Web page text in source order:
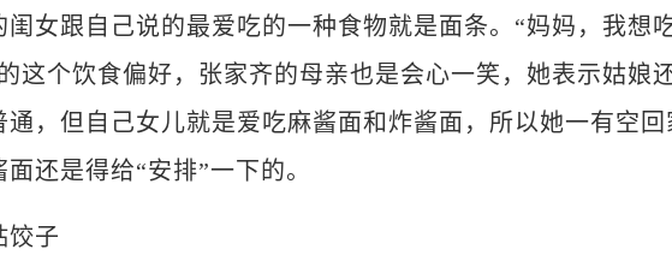
跟自己说的最爱吃的一种食物就是面条。“妈妈，我想
这个饮食偏好，张家齐的母亲也是会心一笑，她表示姑娘
，但自己女儿就是爱吃麻酱面和炸酱面，所以她一有空回
还是得给“安排”一下的。
子